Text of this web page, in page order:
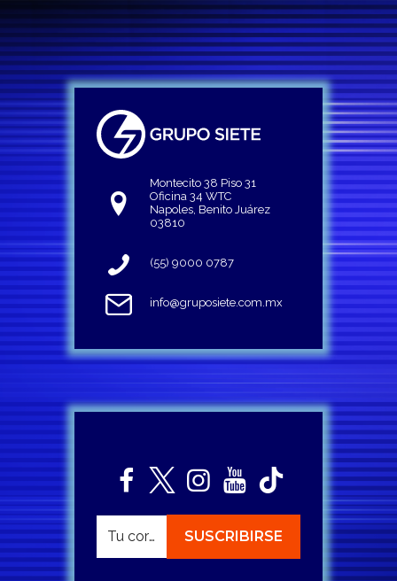
Montecito 38 Piso 31
Oficina 34 WTC
Napoles, Benito Juárez
03810
(55) 9000 0787
info@gruposiete.com.mx